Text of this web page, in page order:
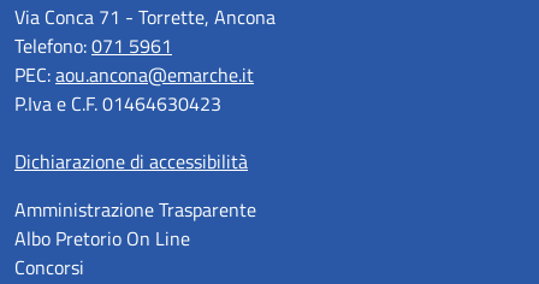
Via Conca 71 - Torrette, Ancona
Telefono:071 5961
PEC:aou.ancona@emarche.it
P.Iva e C.F. 01464630423
Dichiarazione di accessibilità
Amministrazione Trasparente
Albo Pretorio On Line
Concorsi